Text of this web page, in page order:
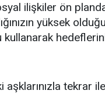
ilişkiler ön
yüksek
aşklarınızla tekrar